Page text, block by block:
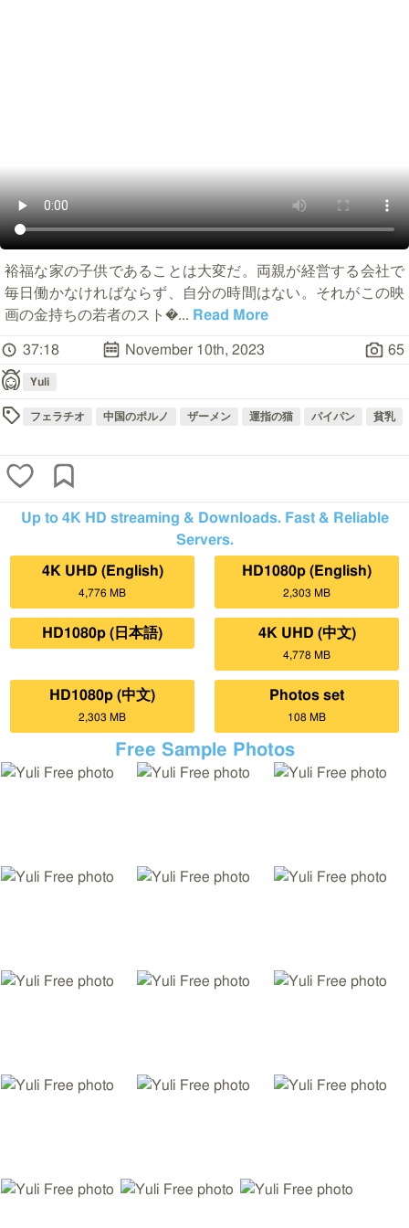
裕福な家の子供であることは大変だ。両親が経営する会社で
毎日働かなければならず、自分の時間はない。それがこの映
画の金持ちの若者のスト�... Read More
37:18 November 10th, 2023 65
Yuli
フェラチオ 中国のポルノ ザーメン 運指の猫 パイパン 貧乳
Up to 4K HD streaming & Downloads. Fast & Reliable
Servers.
4K UHD (English)
4,776 MB
HD1080p (English)
2,303 MB
HD1080p (日本語) 4K UHD (中文)
4,778 MB
HD1080p (中文)
2,303 MB
Photos set
108 MB
Free Sample Photos